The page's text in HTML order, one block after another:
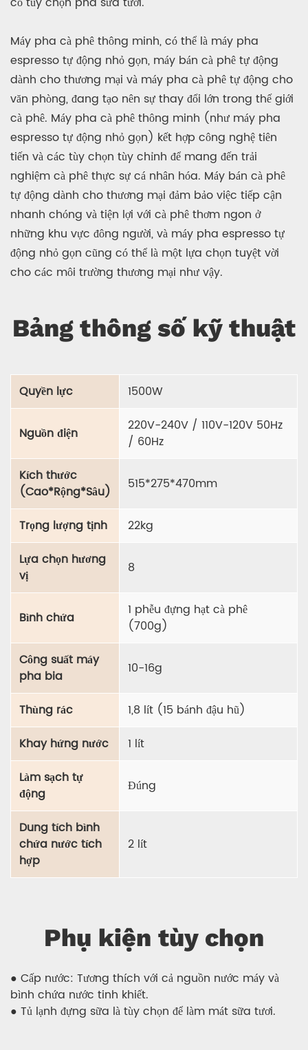
Máy pha cà phê thông minh, có thể là máy pha
espresso tự động nhỏ gọn, máy bán cà phê tự động
dành cho thương mại và máy pha cà phê tự động cho
văn phòng, đang tạo nên sự thay đổi lớn trong thế giới
cà phê. Máy pha cà phê thông minh (như máy pha
espresso tự động nhỏ gọn) kết hợp công nghệ tiên
tiến và các tùy chọn tùy chỉnh để mang đến trải
nghiệm cà phê thực sự cá nhân hóa. Máy bán cà phê
tự động dành cho thương mại đảm bảo việc tiếp cận
nhanh chóng và tiện lợi với cà phê thơm ngon ở
những khu vực đông người, và máy pha espresso tự
động nhỏ gọn cũng có thể là một lựa chọn tuyệt vời
cho các môi trường thương mại như vậy.
Bảng thông số kỹ thuật
Quyền lực 1500W
Nguồn điện
220V-240V / 110V-120V 50Hz
/ 60Hz
Kích thước
(Cao*Rộng*Sâu)
515*275*470mm
Trọng lượng tịnh
22kg
Lựa chọn hương
vị
8
Bình chứa
1 phễu đựng hạt cà phê
(700g)
Công suất máy
pha bia
10-16g
Thùng rác
1,8 lít (15 bánh đậu hũ)
Khay hứng nước
1 lít
Làm sạch tự
động
Đúng
Dung tích bình
chứa nước tích
hợp
2 lít
Phụ kiện tùy chọn
● Cấp nước: Tương thích với cả nguồn nước máy và
bình chứa nước tinh khiết.
● Tủ lạnh đựng sữa là tùy chọn để làm mát sữa tươi.